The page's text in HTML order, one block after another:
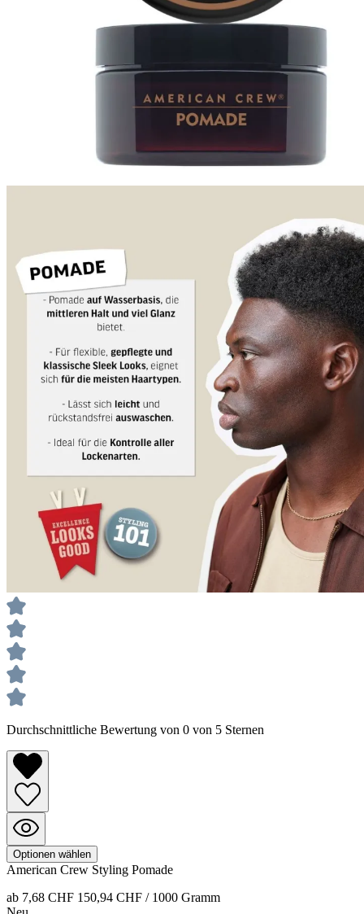
Durchschnittliche Bewertung von 0 von 5 Sternen
Optionen wählen
American Crew Styling Pomade
ab 7,68 CHF 150,94 CHF / 1000 Gramm